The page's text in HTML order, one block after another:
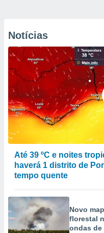
Notícias
Até 39 ºC e noites
haverá 1 distrito de
tempo quente
Novo
florestal
ondas de